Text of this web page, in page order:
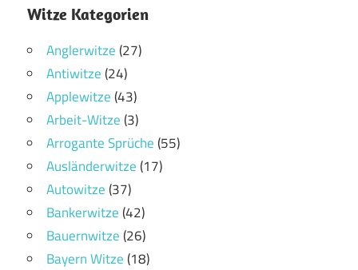
Witze Kategorien
Anglerwitze(27)
Antiwitze(24)
Applewitze(43)
Arbeit-Witze(3)
Arrogante Sprüche(55)
Ausländerwitze(17)
Autowitze(37)
Bankerwitze(42)
Bauernwitze(26)
Bayern Witze(18)